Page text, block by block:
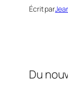
Écrit par
Du